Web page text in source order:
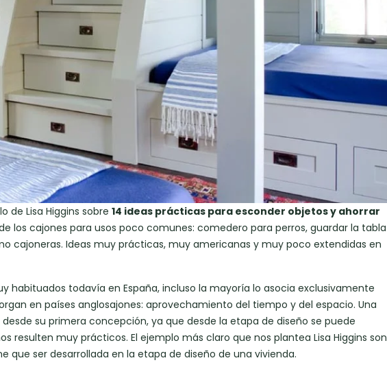
de Lisa Higgins sobre 14 ideas prácticas para esconder objetos y ahorrar
los cajones para usos poco comunes: comedero para perros, guardar la tabla
cajoneras. Ideas muy prácticas, muy americanas y muy poco extendidas en
todavía en España, incluso la mayoría lo asocia exclusivamente
en países anglosajones: aprovechamiento del tiempo y del espacio. Una
su primera concepción, ya que desde la etapa de diseño se puede
resulten muy prácticos. El ejemplo más claro que nos plantea Lisa Higgins son
ser desarrollada en la etapa de diseño de una vivienda.